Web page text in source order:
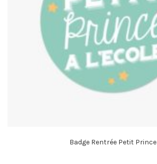
Badge Rentrée Petit Prince